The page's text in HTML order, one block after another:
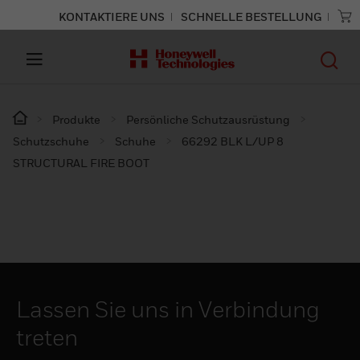
KONTAKTIERE UNS SCHNELLE BESTELLUNG
Produkte
Persönliche Schutzausrüstung
Schutzschuhe
Schuhe
66292 BLK L/UP 8
STRUCTURAL FIRE BOOT
Lassen Sie uns in Verbindung
treten